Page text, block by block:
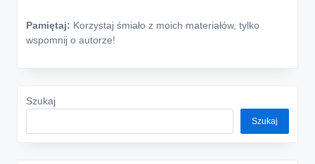
Pamiętaj: Korzystaj śmiało z moich materiałów, tylko
wspomnij o autorze!
Szukaj
Szukaj